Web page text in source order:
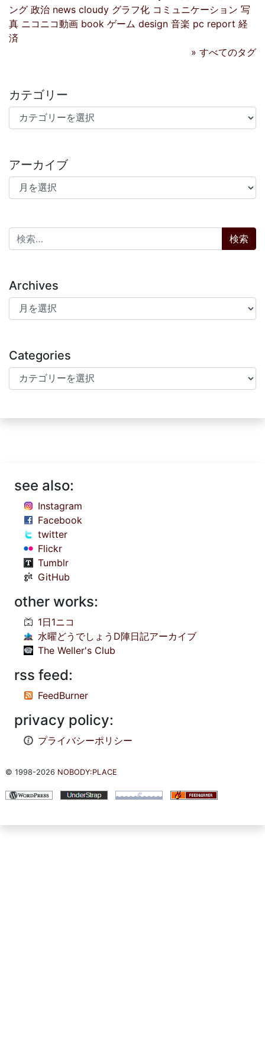
ング 政治 news cloudy グラフ化 コミュニケーション 写
真 ニコニコ動画 book ゲーム design 音楽 pc report 経
済
» すべてのタグ
カテゴリー
カテゴリー
アーカイブ
アーカイブ
検索:
Archives
Archives
Categories
Categories
see also:
Instagram
Facebook
twitter
Flickr
Tumblr
GitHub
other works:
1日1ニコ
水曜どうでしょうD陣日記アーカイブ
The Weller's Club
rss feed:
FeedBurner
privacy policy:
プライバシーポリシー
© 1998-2026 NOBODY:PLACE